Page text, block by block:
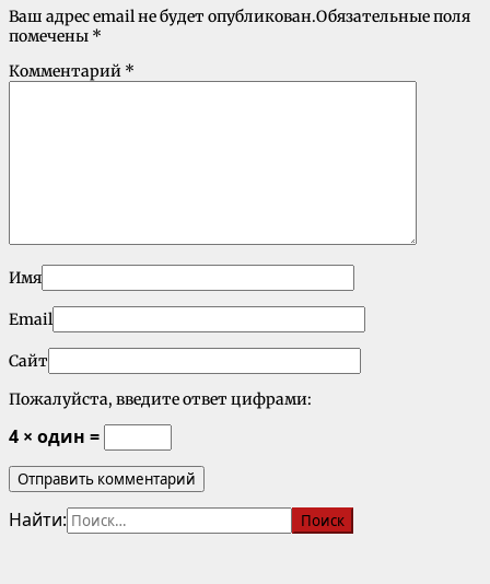
Ваш адрес email не будет опубликован.Обязательные поля
помечены *
Комментарий *
Имя
Email
Сайт
Пожалуйста, введите ответ цифрами:
4 × один =
Найти: